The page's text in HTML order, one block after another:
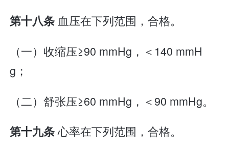
第十八条 血压在下列范围，合格。
（一）收缩压≥90 mmHg，＜140 mmH
g；
（二）舒张压≥60 mmHg，＜90 mmHg。
第十九条心率在下列范围，合格。